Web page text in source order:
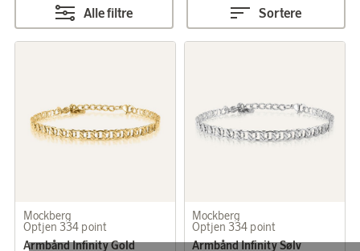
Alle filtre Sortere
Mockberg
Optjen 334 point
Armbånd Infinity Gold
Mockberg
Optjen 334 point
Armbånd Infinity Sølv